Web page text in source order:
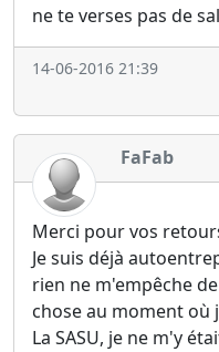
ne te verses pas de
14-06-2016 21:39
FaFab
Merci pour vos
Je suis déjà
rien ne m'empêche
chose au moment où
La SASU, je ne m'y